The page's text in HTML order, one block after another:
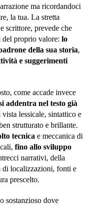
ma ricordandoci
la tua. La stretta
scrittore, prevede che
del proprio valore: lo
della sua storia,
e suggerimenti
come accade invece
addentra nel testo già
lessicale, sintattico e
strutturato e brillante.
tecnica e meccanica di
fino allo sviluppo
narrativi, della
di localizzazioni, fonti e
prescelto.
sostanzioso dove